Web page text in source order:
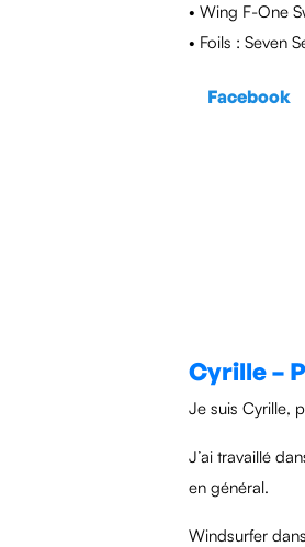
• Wing F-One
• Foils : Seven
Facebook
Cyrille –
Je suis Cyrille,
J’ai travaillé
en général.
Windsurfer